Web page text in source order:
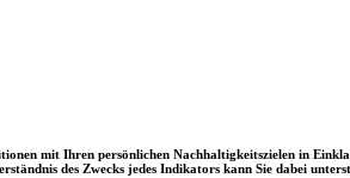
mit Ihren persönlichen Nachhaltigkeitszielen in
des Zwecks jedes Indikators kann Sie dabei